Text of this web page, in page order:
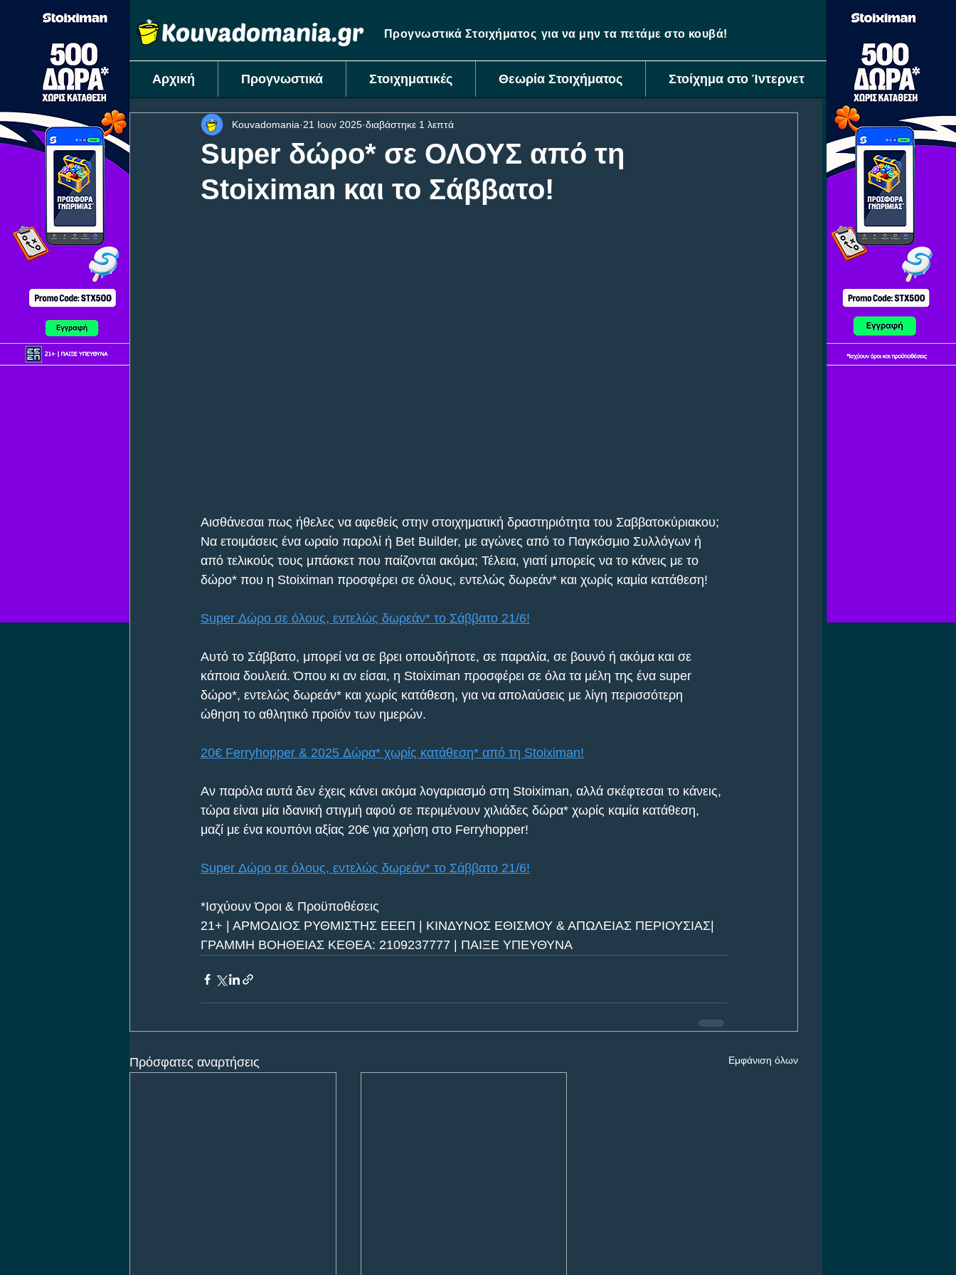
Προγνωστικά Στοιχήματος για να μην τα πετάμε στο κουβά!
Αρχική Προγνωστικά Στοιχηματικές Θεωρία Στοιχήματος Στοίχημα στο Ίντερνετ
Super δώρο* σε ΟΛΟΥΣ από τη
Stoiximan και το Σάββατο!
Kouvadomania 21 Ιουν 2025 διαβάστηκε 1 λεπτά
Αισθάνεσαι πως ήθελες να αφεθείς στην στοιχηματική δραστηριότητα του Σαββατοκύριακου;
Να ετοιμάσεις ένα ωραίο παρολί ή Bet Builder, με αγώνες από το Παγκόσμιο Συλλόγων ή
από τελικούς τους μπάσκετ που παίζονται ακόμα; Τέλεια, γιατί μπορείς να το κάνεις με το
δώρο* που η Stoiximan προσφέρει σε όλους, εντελώς δωρεάν* και χωρίς καμία κατάθεση!
Super Δώρο σε όλους, εντελώς δωρεάν* το Σάββατο 21/6!
Αυτό το Σάββατο, μπορεί να σε βρει οπουδήποτε, σε παραλία, σε βουνό ή ακόμα και σε
κάποια δουλειά. Όπου κι αν είσαι, η Stoiximan προσφέρει σε όλα τα μέλη της ένα super
δώρο*, εντελώς δωρεάν* και χωρίς κατάθεση, για να απολαύσεις με λίγη περισσότερη
ώθηση το αθλητικό προϊόν των ημερών.
20€ Ferryhopper & 2025 Δώρα* χωρίς κατάθεση* από τη Stoiximan!
Αν παρόλα αυτά δεν έχεις κάνει ακόμα λογαριασμό στη Stoiximan, αλλά σκέφτεσαι το κάνεις,
τώρα είναι μία ιδανική στιγμή αφού σε περιμένουν χιλιάδες δώρα* χωρίς καμία κατάθεση,
μαζί με ένα κουπόνι αξίας 20€ για χρήση στο Ferryhopper!
Super Δώρο σε όλους, εντελώς δωρεάν* το Σάββατο 21/6!
*Ισχύουν Όροι & Προϋποθέσεις
21+ | ΑΡΜΟΔΙΟΣ ΡΥΘΜΙΣΤΗΣ ΕΕΕΠ | ΚΙΝΔΥΝΟΣ ΕΘΙΣΜΟΥ & ΑΠΩΛΕΙΑΣ ΠΕΡΙΟΥΣΙΑΣ|
ΓΡΑΜΜΗ ΒΟΗΘΕΙΑΣ ΚΕΘΕΑ: 2109237777 | ΠΑΙΞΕ ΥΠΕΥΘΥΝΑ
Πρόσφατες αναρτήσεις Εμφάνιση όλων